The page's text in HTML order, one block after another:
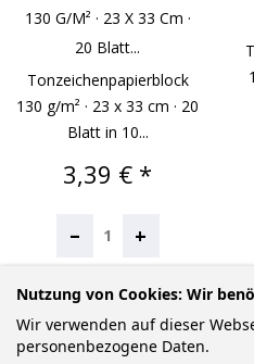
130 G/m² · 23 X 33 Cm ·
20 Blatt...
Tonzeichenpapierblock
130 g/m² · 23 x 33 cm · 20
Blatt in 10...
Preis
3,39 € *
– +
IN DEN WARENKORB
Nutzung von Cookies: Wir
Wir verwenden auf dieser
personenbezogene Daten.